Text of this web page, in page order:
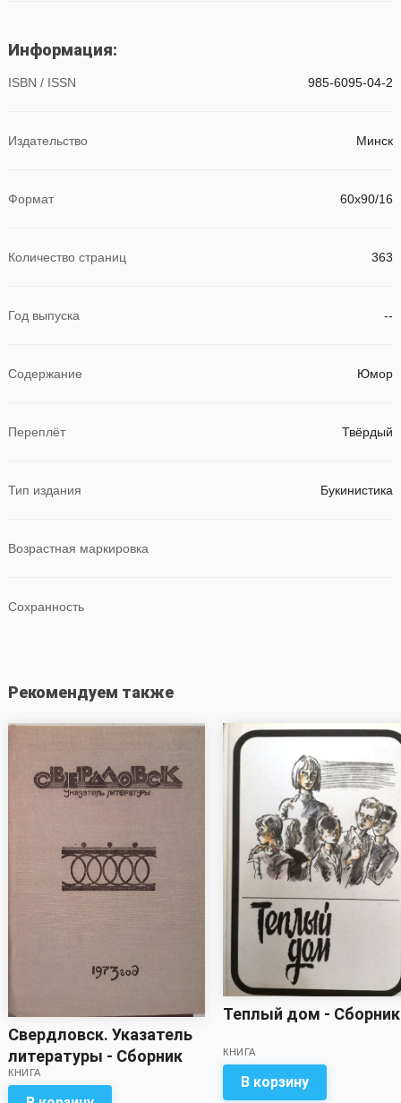
Информация:
ISBN / ISSN 985-6095-04-2
Издательство Минск
Формат 60x90/16
Количество страниц 363
Год выпуска --
Содержание Юмор
Переплёт Твёрдый
Тип издания Букинистика
Возрастная маркировка
Сохранность
Рекомендуем также
Свердловск. Указатель
литературы - Сборник
КНИГА
Теплый дом - Сборник
КНИГА
В корзину